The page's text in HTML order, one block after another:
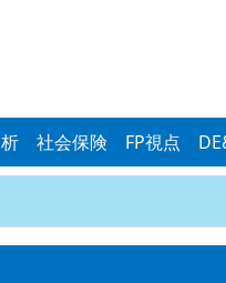
社会保険 FP視点